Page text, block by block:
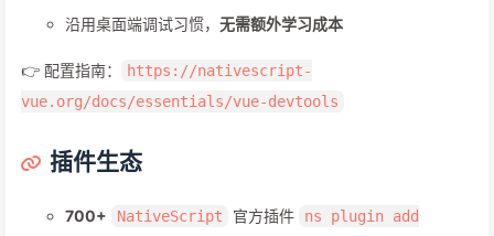
沿用桌面端调试习惯， 无需额外学习成本
👉 配置指南：
https://nativescript-
vue.org/docs/essentials/vue-devtools
插件生态
700+ NativeScript 官方插件
ns plugin add